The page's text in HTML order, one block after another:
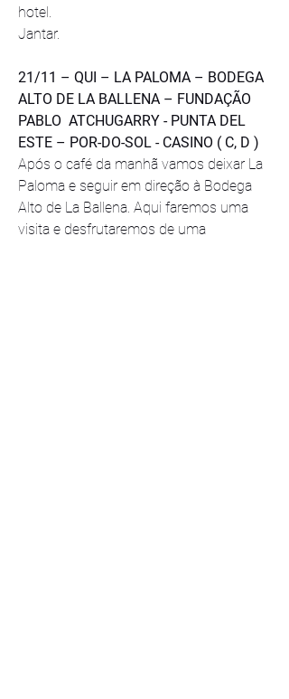
hotel.
Jantar.
21/11 – QUI – LA PALOMA – BODEGA
ALTO DE LA BALLENA – FUNDAÇÃO
PABLO  ATCHUGARRY - PUNTA DEL
ESTE – POR-DO-SOL - CASINO ( C, D )
Após o café da manhã vamos deixar La
Paloma e seguir em direção à Bodega
Alto de La Ballena. Aqui faremos uma
visita e desfrutaremos de uma